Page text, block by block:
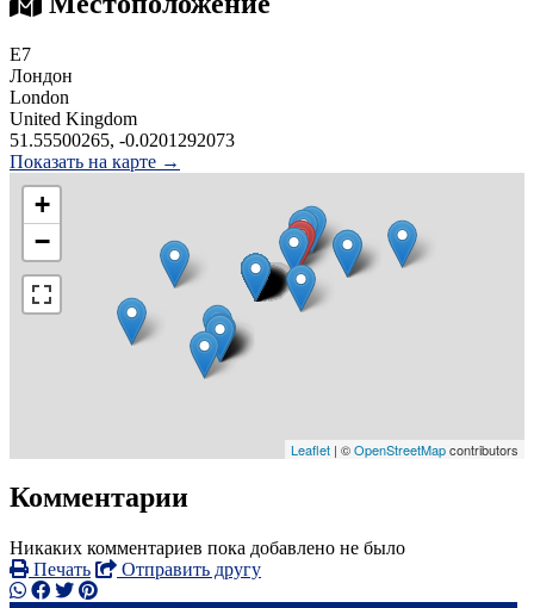
Е7
Лондон
London
United Kingdom
51.55500265, -0.0201292073
Показать на карте →
+
−
Leaflet | ©OpenStreetMapcontributors
Комментарии
Никаких комментариев пока добавлено не было
Печать
Отправить другу